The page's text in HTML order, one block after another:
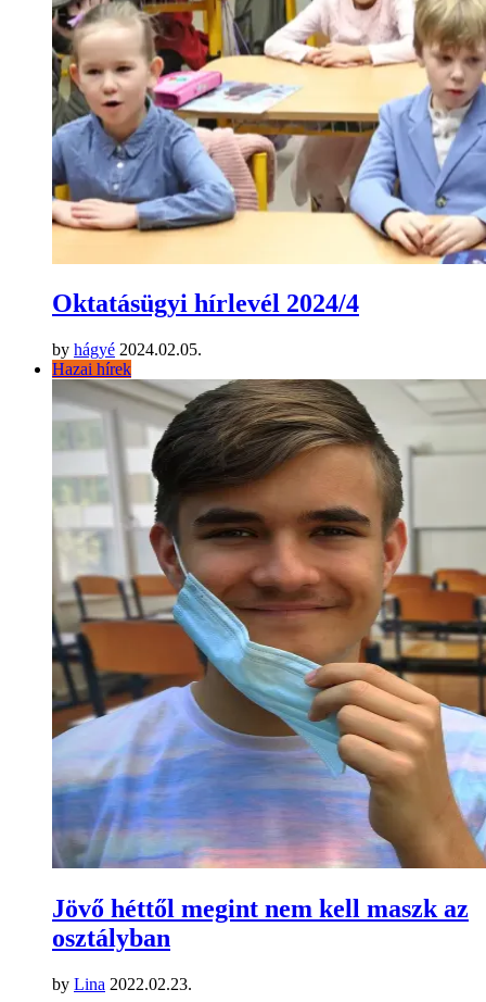
Oktatásügyi hírlevél 2024/4
by hágyé 2024.02.05.
Hazai hírek
Jövő héttől megint nem kell maszk az
osztályban
by Lina 2022.02.23.